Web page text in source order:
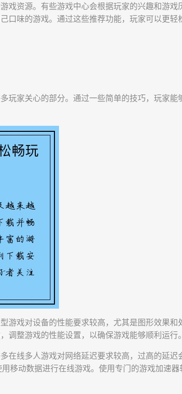
戏资源。有些游戏中心会根据玩家的兴趣和游戏
口味的游戏。通过这些推荐功能，玩家可以更轻
玩家关心的部分。通过一些简单的技巧，玩家能
游戏对设备的性能要求较高，尤其是图形效果和
整游戏的性能设置，以确保游戏能够顺利运行。
在线多人游戏对网络延迟要求较高，过高的延迟
移动数据进行在线游戏。使用专门的游戏加速器